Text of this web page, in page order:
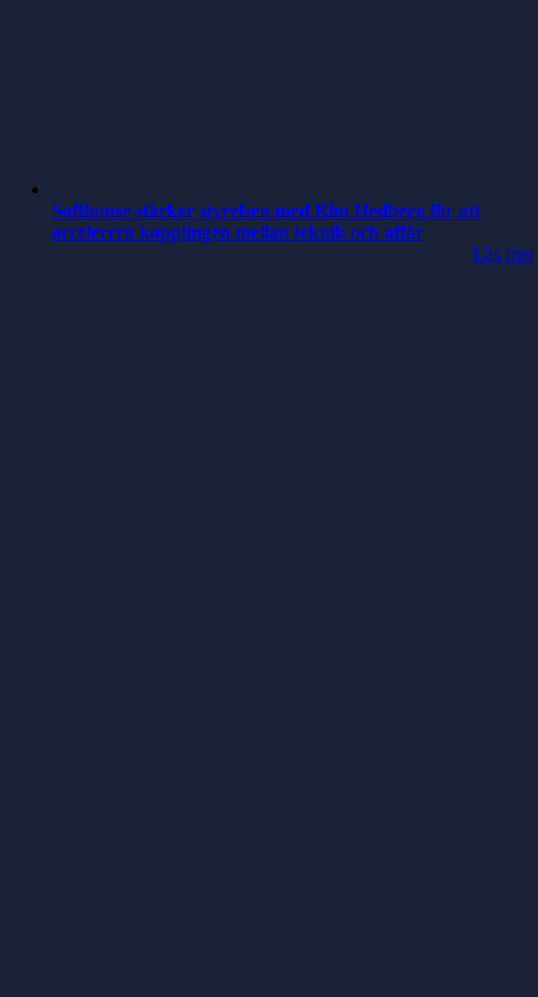
Softhouse stärker styrelsen med Kim Hedberg för att
accelerera kopplingen mellan teknik och affär
Läs mer